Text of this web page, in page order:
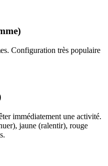
Configuration très populaire
immédiatement une activité.
jaune (ralentir), rouge